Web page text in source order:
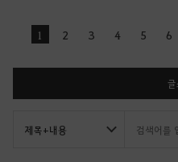
1 2 3 4 5 6
글